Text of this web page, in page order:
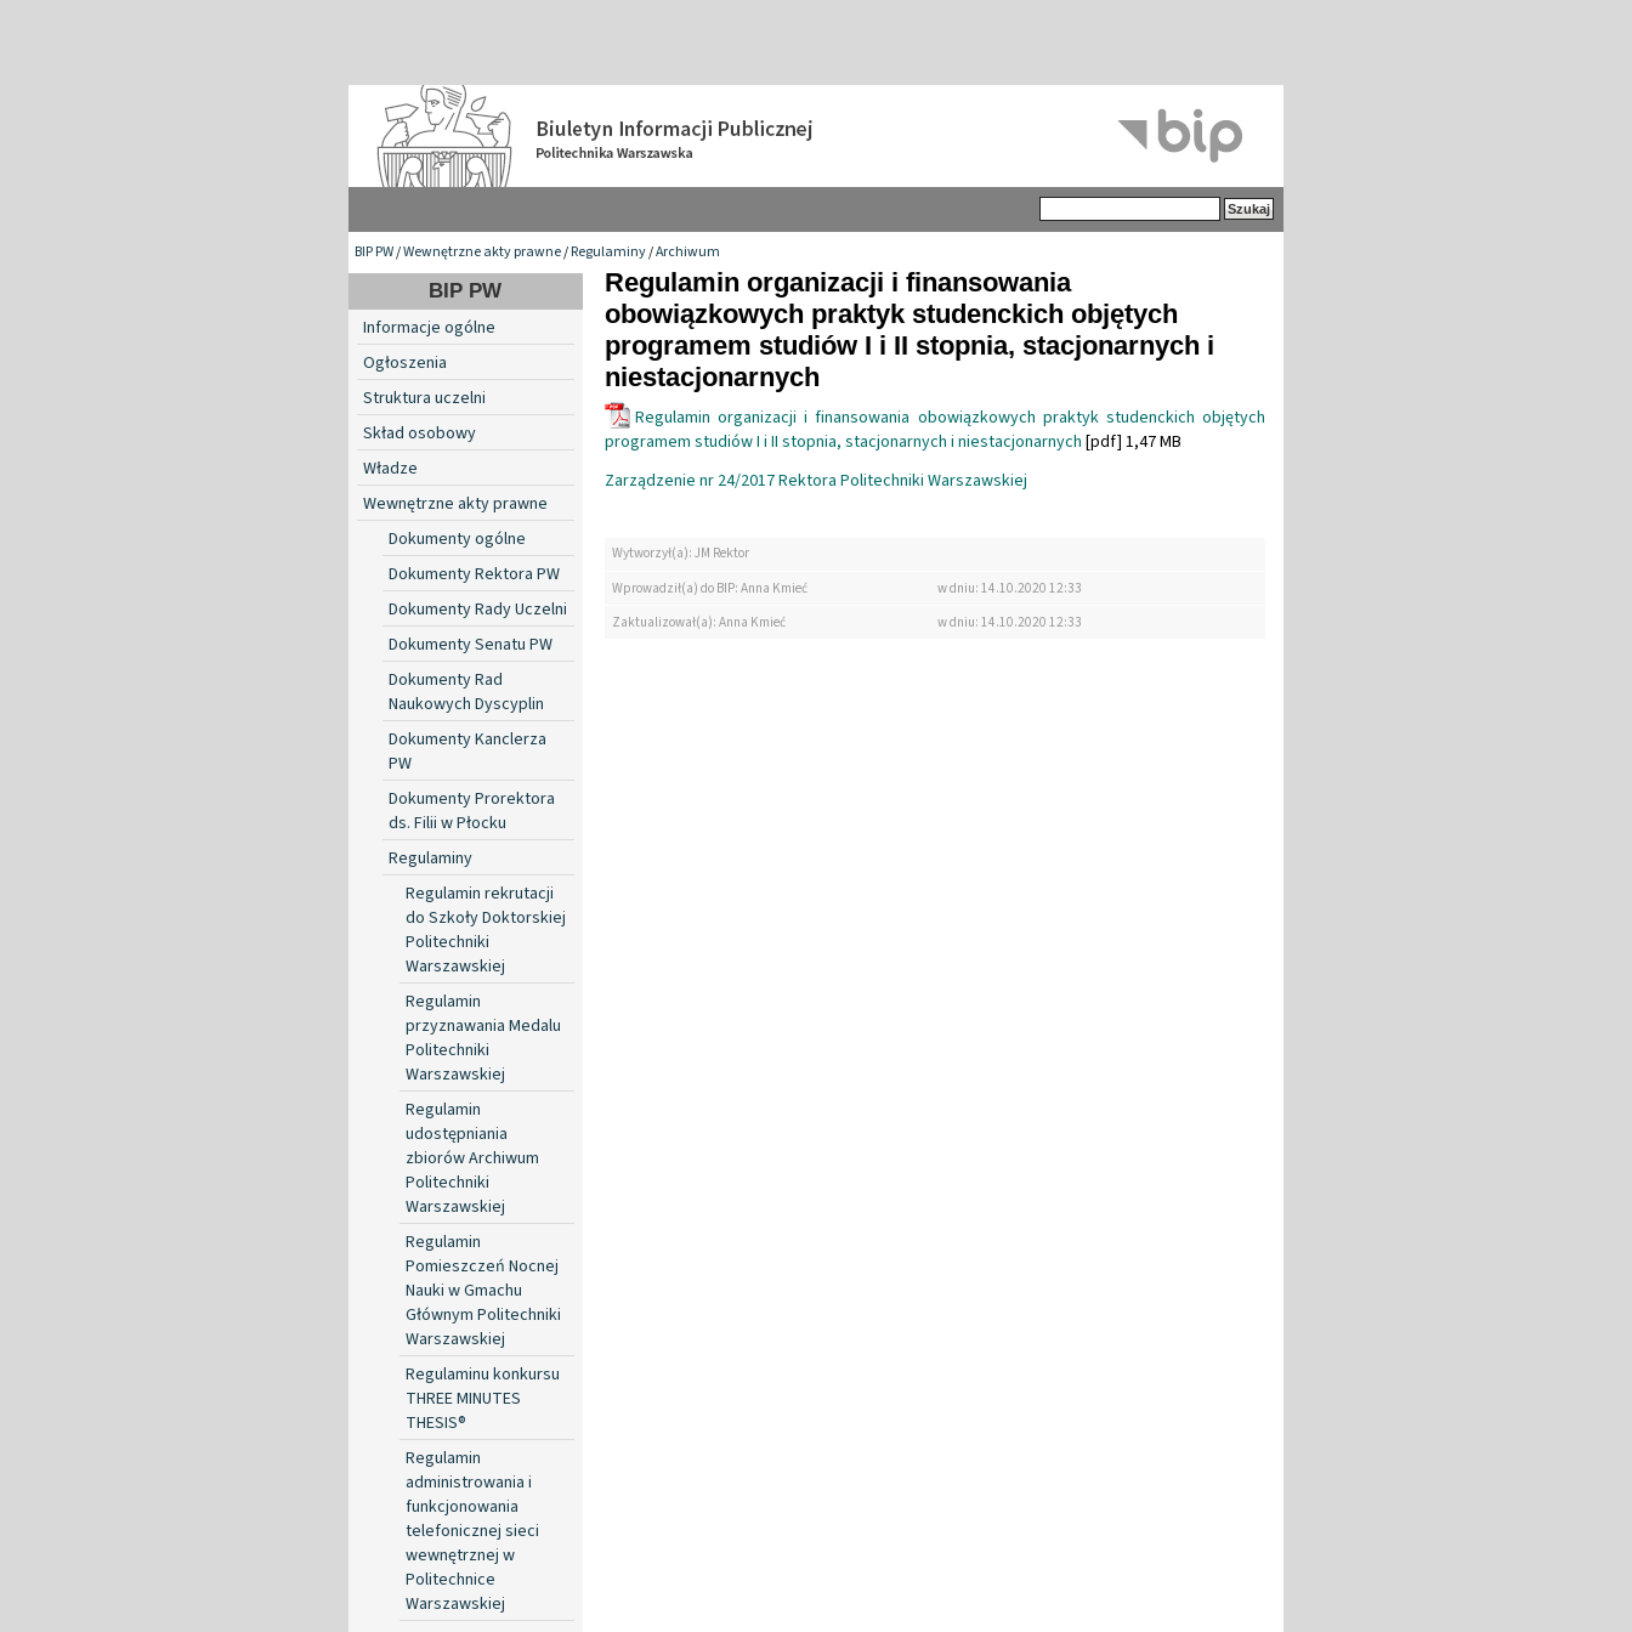
BIP PW/Wewnętrzne akty prawne/Regulaminy/Archiwum
BIP PW
Informacje ogólne
Ogłoszenia
Struktura uczelni
Skład osobowy
Władze
Wewnętrzne akty prawne
Dokumenty ogólne
Dokumenty Rektora PW
Dokumenty Rady Uczelni
Dokumenty Senatu PW
Dokumenty Rad
Naukowych Dyscyplin
Dokumenty Kanclerza
PW
Dokumenty Prorektora
ds. Filii w Płocku
Regulaminy
Regulamin rekrutacji
do Szkoły Doktorskiej
Politechniki
Warszawskiej
Regulamin
przyznawania Medalu
Politechniki
Warszawskiej
Regulamin
udostępniania
zbiorów Archiwum
Politechniki
Warszawskiej
Regulamin
Pomieszczeń Nocnej
Nauki w Gmachu
Głównym Politechniki
Warszawskiej
Regulaminu konkursu
THREE MINUTES
THESIS®
Regulamin
administrowania i
funkcjonowania
telefonicznej sieci
wewnętrznej w
Politechnice
Warszawskiej
Regulamin organizacji i finansowania
obowiązkowych praktyk studenckich objętych
programem studiów I i II stopnia, stacjonarnych i
niestacjonarnych
Regulamin organizacji i finansowania obowiązkowych praktyk studenckich objętych
programem studiów I i II stopnia, stacjonarnych i niestacjonarnych [pdf] 1,47 MB
Zarządzenie nr 24/2017 Rektora Politechniki Warszawskiej
Wytworzył(a): JM Rektor
Wprowadził(a) do BIP: Anna Kmieć
w dniu: 14.10.2020 12:33
Zaktualizował(a): Anna Kmieć
w dniu: 14.10.2020 12:33